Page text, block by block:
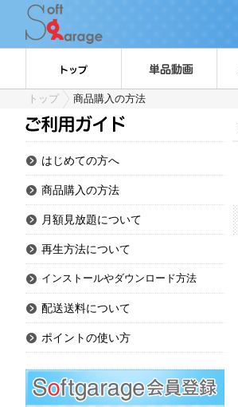
トップ 商品購入の方法
はじめての方へ
商品購入の方法
月額見放題について
再生方法について
インストールやダウンロード方法
配送送料について
ポイントの使い方